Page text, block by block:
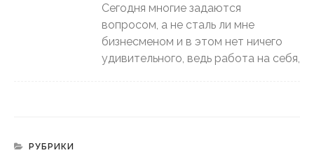
Сегодня многие задаются
вопросом, а не сталь ли мне
бизнесменом и в этом нет ничего
удивительного, ведь работа на себя,
РУБРИКИ